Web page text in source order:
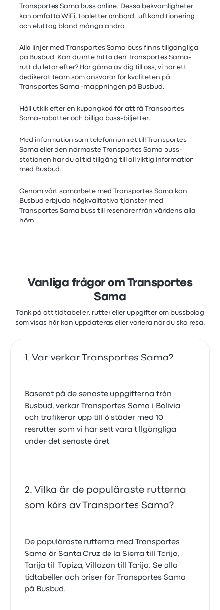
Transportes Sama buss online. Dessa bekvämligheter
kan omfatta WiFi, toaletter ombord, luftkonditionering
och eluttag bland många andra.
Alla linjer med Transportes Sama buss finns tillgängliga
på Busbud. Kan du inte hitta den Transportes Sama-
rutt du letar efter? Hör gärna av dig till oss, vi har ett
dedikerat team som ansvarar för kvaliteten på
Transportes Sama -mappningen på Busbud.
Håll utkik efter en kupongkod för att få Transportes
Sama-rabatter och billiga buss-biljetter.
Med information som telefonnumret till Transportes
Sama eller den närmaste Transportes Sama buss-
stationen har du alltid tillgång till all viktig information
med Busbud.
Genom vårt samarbete med Transportes Sama kan
Busbud erbjuda högkvalitativa tjänster med
Transportes Sama buss till resenärer från världens alla
hörn.
Vanliga frågor om Transportes
Sama
Tänk på att tidtabeller, rutter eller uppgifter om bussbolag
som visas här kan uppdateras eller variera när du ska resa.
Var verkar Transportes Sama?
Baserat på de senaste uppgifterna från
Busbud, verkar Transportes Sama i Bolivia
och trafikerar upp till 6 städer med 10
resrutter som vi har sett vara tillgängliga
under det senaste året.
Vilka är de populäraste rutterna
som körs av Transportes Sama?
De populäraste rutterna med Transportes
Sama är Santa Cruz de la Sierra till Tarija,
Tarija till Tupiza, Villazon till Tarija. Se alla
tidtabeller och priser för Transportes Sama
på Busbud.